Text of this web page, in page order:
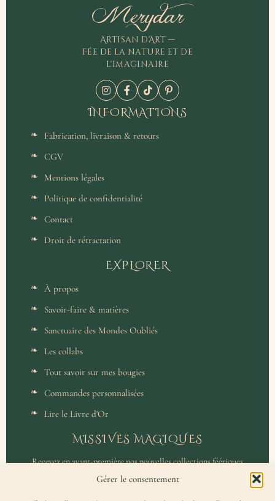
Gérer le consentement
Merydar
Artisan d'Art —
Fée de la nature et de
l'imaginaire
INFORMATIONS
Fabrication, livraison & retours
CGV
Mentions légales
Politique de confidentialité
Contact
Droit de rétractation
EXPLORER
À propos
Savoir-faire & matières
Sanctuaire des Mondes Oubliés
Les collabs
Tout savoir sur mes bougies
Commandes personnalisées
Lire le Livre d'Or
MISSIVES MAGIQUES
Recevez en avant-première nos nouvelles collections féériques
et un accès privilégié aux coulisses de l'atelier.